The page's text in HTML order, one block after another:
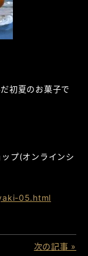
初夏のお菓子で
プ(オンラインシ
05.html
次の記事 »